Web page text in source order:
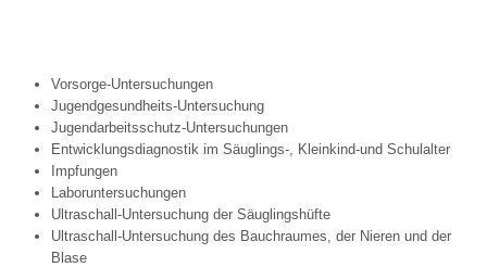
Vorsorge-Untersuchungen
Jugendgesundheits-Untersuchung
Jugendarbeitsschutz-Untersuchungen
Entwicklungsdiagnostik im Säuglings-, Kleinkind-und Schulalter
Impfungen
Laboruntersuchungen
Ultraschall-Untersuchung der Säuglingshüfte
Ultraschall-Untersuchung des Bauchraumes, der Nieren und der
Blase